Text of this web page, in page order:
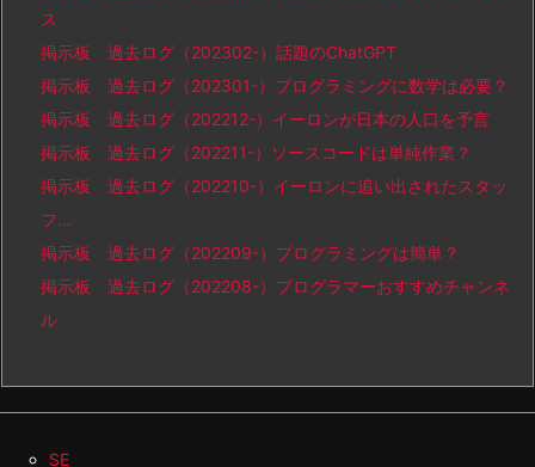
ス
掲示板 過去ログ（202302-）話題のChatGPT
掲示板 過去ログ（202301-）プログラミングに数学は必要？
掲示板 過去ログ（202212-）イーロンが日本の人口を予言
掲示板 過去ログ（202211-）ソースコードは単純作業？
掲示板 過去ログ（202210-）イーロンに追い出されたスタッ
フ…
掲示板 過去ログ（202209-）プログラミングは簡単？
掲示板 過去ログ（202208-）プログラマーおすすめチャンネ
ル
SE